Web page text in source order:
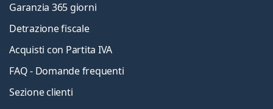
Garanzia 365 giorni
Detrazione fiscale
Acquisti con Partita IVA
FAQ - Domande frequenti
Sezione clienti